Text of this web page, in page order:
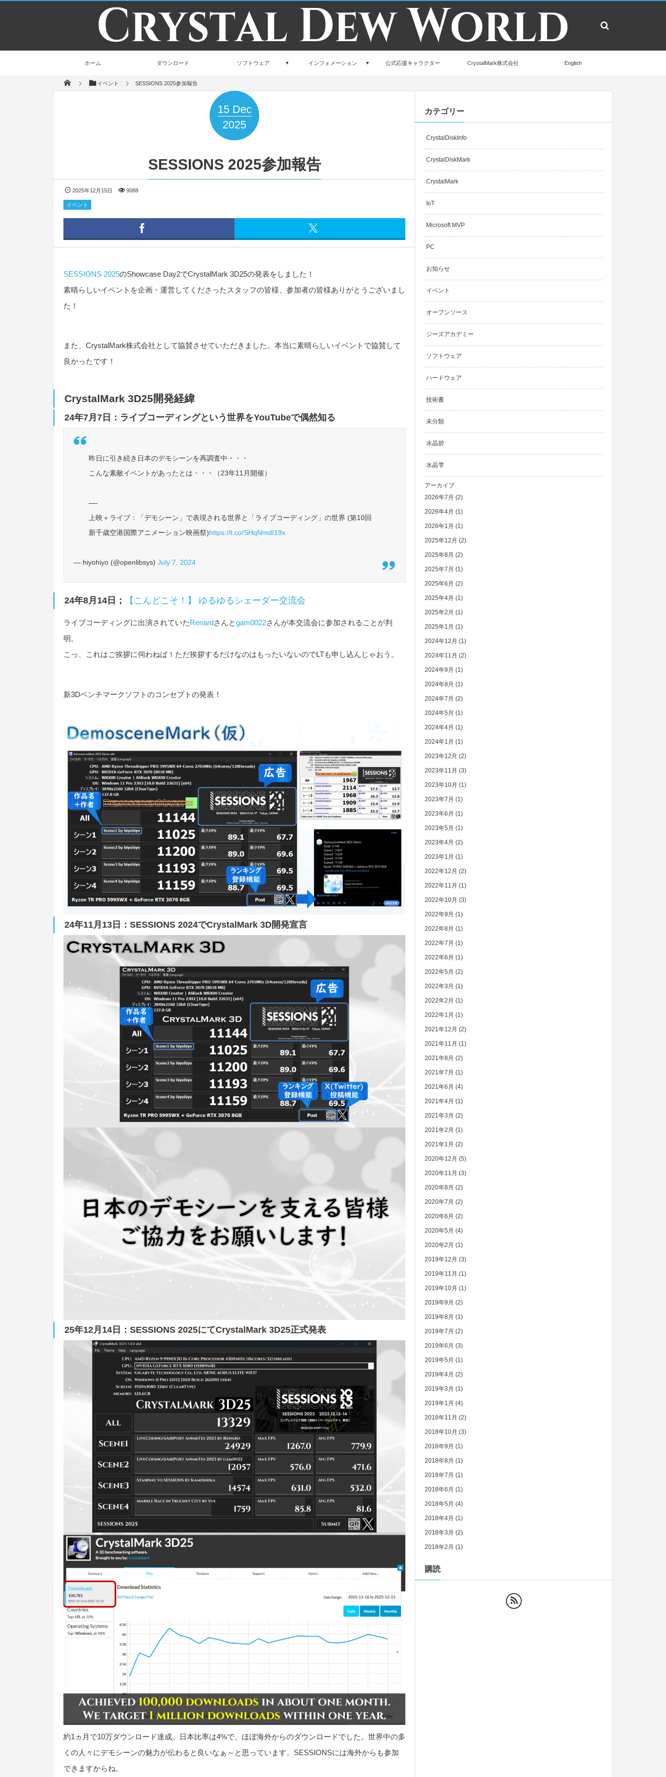
ホーム ダウンロード ソフトウェア インフォメーション 公式応援キャラクター CrystalMark株式会社 English
イベント SESSIONS 2025参加報告
15 Dec
2025
SESSIONS 2025参加報告
2025年12月15日 9088
イベント
SESSIONS 2025のShowcase Day2でCrystalMark 3D25の発表をしました！
素晴らしいイベントを企画・運営してくださったスタッフの皆様、参加者の皆様ありがとうございまし
た！
また、CrystalMark株式会社として協賛させていただきました。本当に素晴らしいイベントで協賛して
良かったです！
CrystalMark 3D25開発経緯
24年7月7日：ライブコーディングという世界をYouTubeで偶然知る
昨日に引き続き日本のデモシーンを再調査中・・・
こんな素敵イベントがあったとは・・・（23年11月開催）
—-
上映＋ライブ：「デモシーン」で表現される世界と「ライブコーディング」の世界 (第10回
新千歳空港国際アニメーション映画祭)https://t.co/SHqNmdI19x
— hiyohiyo (@openlibsys) July 7, 2024
24年8月14日； 【こんどこそ！】 ゆるゆるシェーダー交流会
ライブコーディングに出演されていた Renard さんとgam0022さんが本交流会に参加されることが判
明。
こっ、これはご挨拶に伺わねば！ただ挨拶するだけなのはもったいないのでLTも申し込んじゃおう。
新3Dベンチマークソフトのコンセプトの発表！
24年11月13日：SESSIONS 2024でCrystalMark 3D開発宣言
25年12月14日：SESSIONS 2025にてCrystalMark 3D25正式発表
約1ヵ月で10万ダウンロード達成。日本比率は4%で、ほぼ海外からのダウンロードでした。世界中の多
くの人々にデモシーンの魅力が伝わると良いなぁ～と思っています。SESSIONSには海外からも参加
できますからね。
カテゴリー
CrystalDiskInfo
CrystalDiskMark
CrystalMark
IoT
Microsoft MVP
PC
お知らせ
イベント
オープンソース
ジーズアカデミー
ソフトウェア
ハードウェア
技術書
未分類
水晶碧
水晶雫
アーカイブ
2026年7月 (2)
2026年4月 (1)
2026年1月 (1)
2025年12月 (2)
2025年8月 (2)
2025年7月 (1)
2025年6月 (2)
2025年4月 (1)
2025年2月 (1)
2025年1月 (1)
2024年12月 (1)
2024年11月 (2)
2024年9月 (1)
2024年8月 (1)
2024年7月 (2)
2024年5月 (1)
2024年4月 (1)
2024年1月 (1)
2023年12月 (2)
2023年11月 (3)
2023年10月 (1)
2023年7月 (1)
2023年6月 (1)
2023年5月 (1)
2023年4月 (2)
2023年1月 (1)
2022年12月 (2)
2022年11月 (1)
2022年10月 (3)
2022年9月 (1)
2022年8月 (1)
2022年7月 (1)
2022年6月 (1)
2022年5月 (2)
2022年3月 (1)
2022年2月 (1)
2022年1月 (1)
2021年12月 (2)
2021年11月 (1)
2021年8月 (2)
2021年7月 (1)
2021年6月 (4)
2021年4月 (1)
2021年3月 (2)
2021年2月 (1)
2021年1月 (2)
2020年12月 (5)
2020年11月 (3)
2020年8月 (2)
2020年7月 (2)
2020年6月 (2)
2020年5月 (4)
2020年2月 (1)
2019年12月 (3)
2019年11月 (1)
2019年10月 (1)
2019年9月 (2)
2019年8月 (1)
2019年7月 (2)
2019年6月 (3)
2019年5月 (1)
2019年4月 (2)
2019年3月 (1)
2019年1月 (4)
2018年11月 (2)
2018年10月 (3)
2018年9月 (1)
2018年8月 (1)
2018年7月 (1)
2018年6月 (1)
2018年5月 (4)
2018年4月 (1)
2018年3月 (2)
2018年2月 (1)
購読